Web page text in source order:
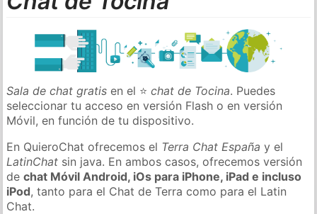
Sala de chat gratis en el ⭐chat de Tocina. Puedes
seleccionar tu acceso en versión Flash o en versión
Móvil, en función de tu dispositivo.
En QuieroChat ofrecemos el Terra Chat España y el
LatinChat sin java. En ambos casos, ofrecemos versión
dechat Móvil Android, iOs para iPhone, iPad e incluso
iPod, tanto para el Chat de Terra como para el Latin
Chat.